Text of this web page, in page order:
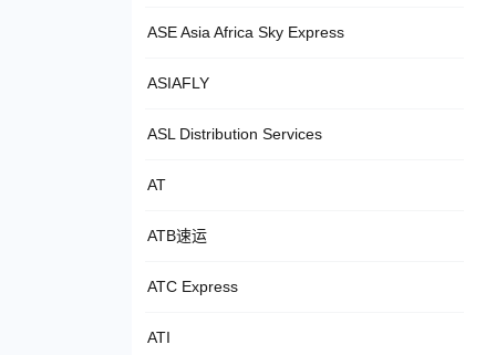
ASE Asia Africa Sky Express
ASIAFLY
ASL Distribution Services
AT
ATB速运
ATC Express
ATI